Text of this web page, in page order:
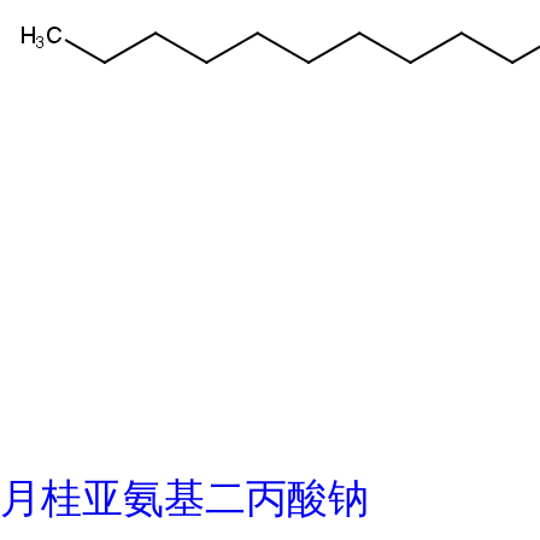
月桂亚氨基二丙酸钠